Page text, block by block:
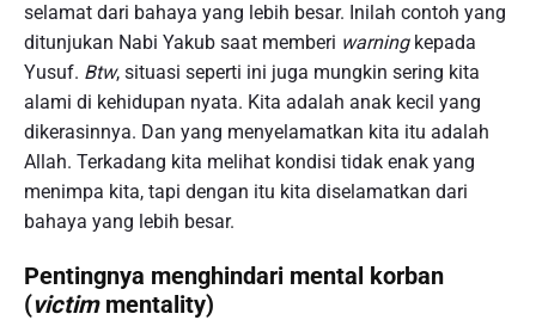
selamat dari bahaya yang lebih besar. Inilah contoh yang
ditunjukan Nabi Yakub saat memberi warning kepada
Yusuf. Btw, situasi seperti ini juga mungkin sering kita
alami di kehidupan nyata. Kita adalah anak kecil yang
dikerasinnya. Dan yang menyelamatkan kita itu adalah
Allah. Terkadang kita melihat kondisi tidak enak yang
menimpa kita, tapi dengan itu kita diselamatkan dari
bahaya yang lebih besar.
Pentingnya menghindari mental korban
(victimmentality)